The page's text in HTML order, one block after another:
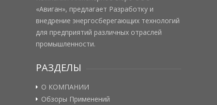
«Авиган», предлагает Разработку и
внедрение энергосберегающих технологий
для предприятий различных отраслей
промышленности.
РАЗДЕЛЫ
О КОМПАНИИ
Обзоры Применений